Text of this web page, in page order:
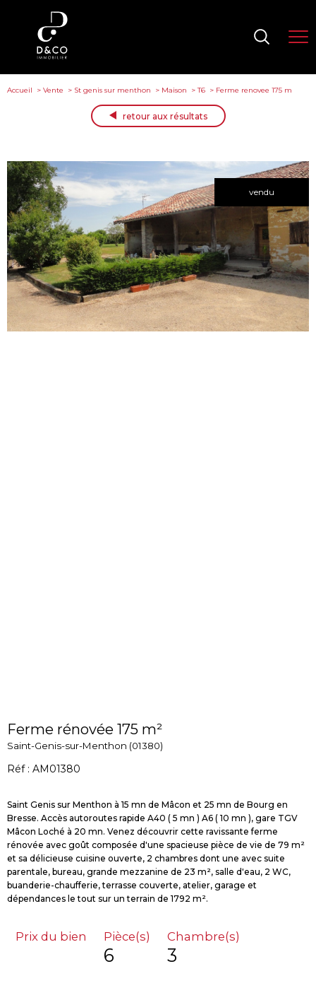
Accueil Vente St genis sur menthon Maison T6 Ferme renovee 175 m
retour aux résultats
vendu
Ferme rénovée 175 m²
Saint-Genis-sur-Menthon (01380)
Réf : AM01380
Saint Genis sur Menthon à 15 mn de Mâcon et 25 mn de Bourg en
Bresse. Accès autoroutes rapide A40 ( 5 mn ) A6 ( 10 mn ), gare TGV
Mâcon Loché à 20 mn. Venez découvrir cette ravissante ferme
rénovée avec goût composée d'une spacieuse pièce de vie de 79 m²
et sa délicieuse cuisine ouverte, 2 chambres dont une avec suite
parentale, bureau, grande mezzanine de 23 m², salle d'eau, 2 WC,
buanderie-chaufferie, terrasse couverte, atelier, garage et
Prix du bien Pièce(s)
6
Chambre(s)
3